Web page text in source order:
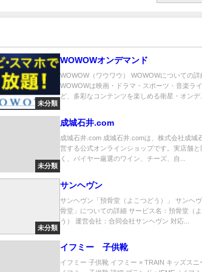
未分類
WOWOWオンデマンド
WOWOW（ワウワウ） WOWOWについての詳
WOWOWは映画・ドラマ・スポーツ・音楽ラ
ど、多彩なコンテンツを楽しめる衛星・オンデ...
未分類
成城石井.com
成城石井.com 成城石井.comは、株式会社成城
営する公式オンラインショップです。実店舗と
く、バイヤー厳選のワイン、チーズ、自...
未分類
サンヘヴン
サンヘヴン「預骨堂（よこつどう）」 サンヘ
骨堂」についての詳細 サービス名：預骨堂（
う） 運営会社：合同会社サンヘヴン 対応...
イフミー 子供靴
イフミー 子供靴 イフミー × TRAIN キッズスニ